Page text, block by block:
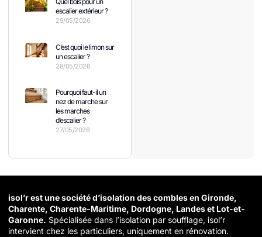
escalier extérieur ?
29/05/2026
C’est quoi le limon sur
un escalier ?
28/05/2026
Pourquoi faut-il un
nez de marche sur
les marches
d’escalier ?
27/05/2026
isol’r est une société d’isolation des combles en Gironde,
Charente, Charente-Maritime, Dordogne, Landes et Lot-et-
Garonne. Spécialisée dans l’isolation par soufflage, isol’r
intervient chez les particuliers, uniquement en rénovation.